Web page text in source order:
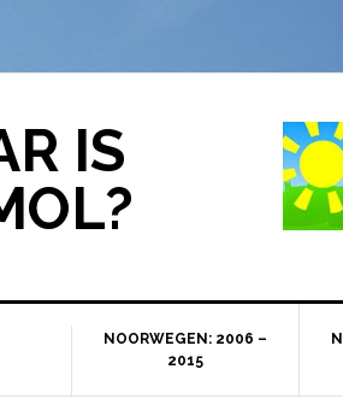
IS
NOORWEGEN: 2006 –
2015